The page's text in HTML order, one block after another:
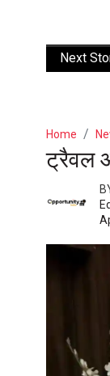
Next
Home
ट्रैवल